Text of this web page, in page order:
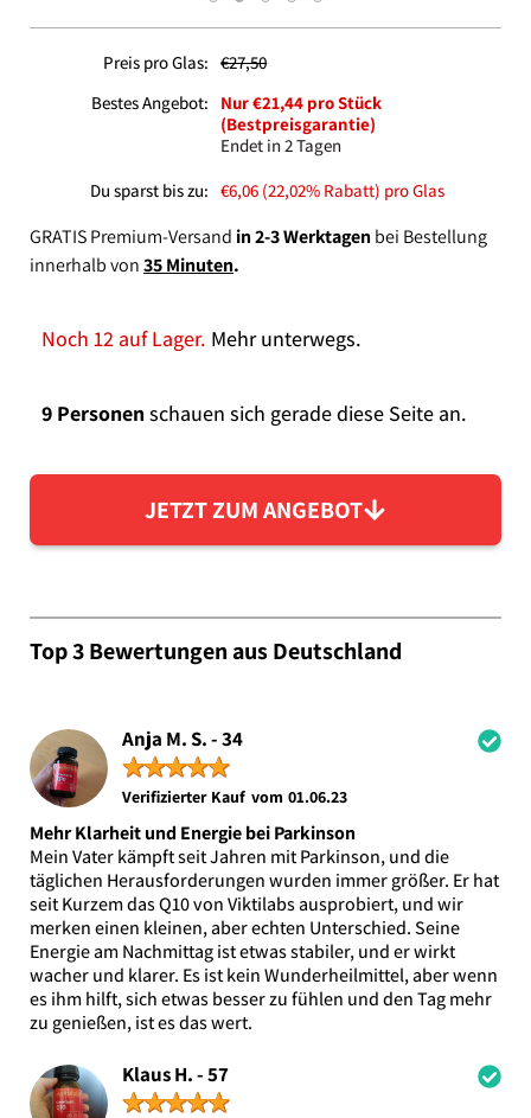
Preis pro Glas: €27,50
Bestes Angebot:
Nur €21,44 pro Stück
(Bestpreisgarantie)
Endet in 2 Tagen
Du sparst bis zu: €6,06 (22,02% Rabatt) pro Glas
GRATIS Premium-Versand in 2-3 Werktagenbei Bestellung
innerhalb von35 Minuten.
Noch 12 auf Lager. Mehr unterwegs.
9 Personenschauen sich gerade diese Seite an.
JETZT ZUM ANGEBOT
Top 3 Bewertungen aus Deutschland
Anja M. S. - 34
★★★★★
Verifizierter Kauf vom 01.06.23
Mehr Klarheit und Energie bei Parkinson
Mein Vater kämpft seit Jahren mit Parkinson, und die
täglichen Herausforderungen wurden immer größer. Er hat
seit Kurzem das Q10 von Viktilabs ausprobiert, und wir
merken einen kleinen, aber echten Unterschied. Seine
Energie am Nachmittag ist etwas stabiler, und er wirkt
wacher und klarer. Es ist kein Wunderheilmittel, aber wenn
es ihm hilft, sich etwas besser zu fühlen und den Tag mehr
zu genießen, ist es das wert.
Klaus H. - 57
★★★★★